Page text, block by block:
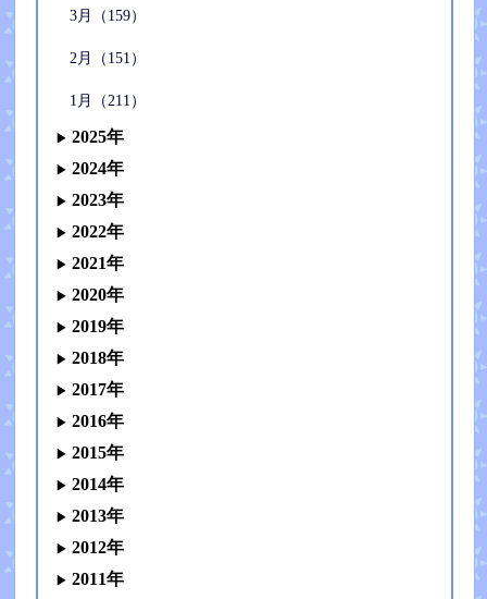
3月（159）
2月（151）
1月（211）
2025年
2024年
2023年
2022年
2021年
2020年
2019年
2018年
2017年
2016年
2015年
2014年
2013年
2012年
2011年